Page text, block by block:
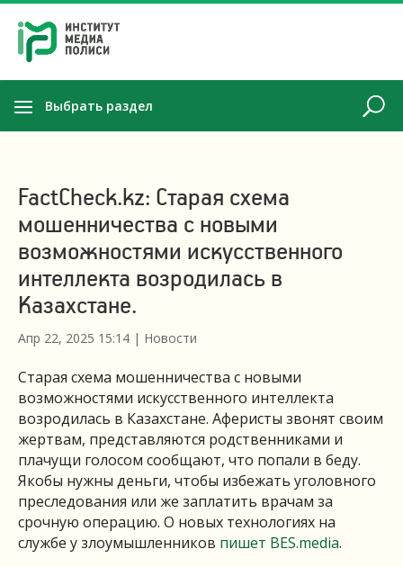
Выбрать раздел
FactCheck.kz: Старая схема
мошенничества с новыми
возможностями искусственного
интеллекта возродилась в
Казахстане.
Апр 22, 2025 15:14 | Новости
Старая схема мошенничества с новыми
возможностями искусственного интеллекта
возродилась в Казахстане. Аферисты звонят своим
жертвам, представляются родственниками и
плачущи голосом сообщают, что попали в беду.
Якобы нужны деньги, чтобы избежать уголовного
преследования или же заплатить врачам за
срочную операцию. О новых технологиях на
службе у злоумышленников пишет BES.media.